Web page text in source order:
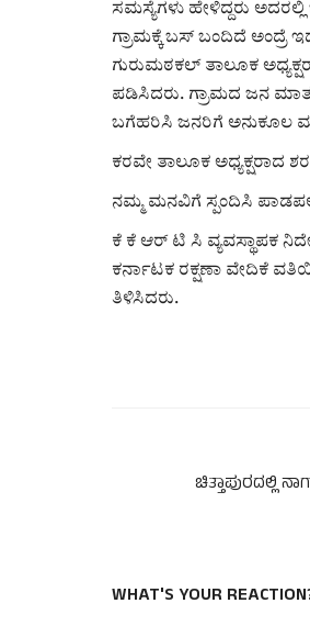
ಸಮಸ್ಯೆಗಳು ಹೇಳಿದ್ದರು
ಗ್ರಾಮಕ್ಕೆ ಬಸ್ ಬಂದಿದೆ ಅಂದ್ರೆ
ಗುರುಮಠಕಲ್ ತಾಲೂಕ
ಪಡಿಸಿದರು. ಗ್ರಾಮದ ಜನ
ಬಗೆಹರಿಸಿ ಜನರಿಗೆ ಅನುಕೂಲ
ಕರವೇ ತಾಲೂಕ ಅಧ್ಯಕ್ಷರಾದ
ನಮ್ಮ ಮನವಿಗೆ ಸ್ಪಂದಿಸಿ ಪಾಡಪಲ್ಲಿ
ಕೆ ಕೆ ಆರ್ ಟಿ ಸಿ ವ್ಯವಸ್ಥಾಪಕ
ಕರ್ನಾಟಕ ರಕ್ಷಣಾ ವೇದಿಕೆ
ತಿಳಿಸಿದರು.
ಚಿತ್ತಾಪುರದಲ್ಲಿ
WHAT'S YOUR